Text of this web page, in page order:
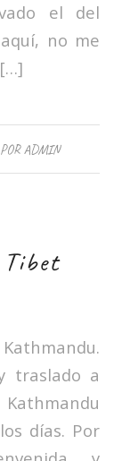
el del
no me
PORADMIN
traslado a
días. Por